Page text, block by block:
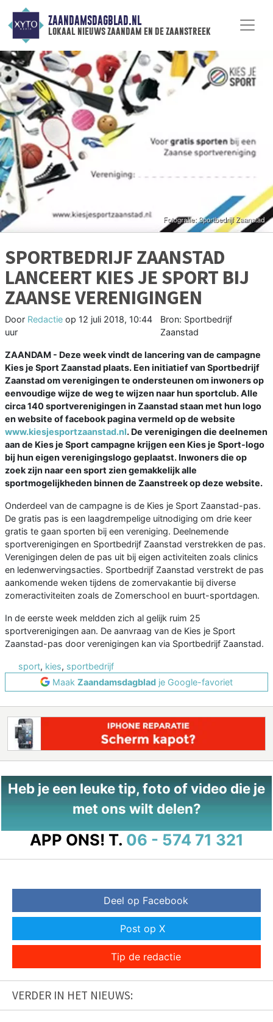
ZAANDAMSDAGBLAD.NL
lokaal nieuws zaandam en de zaanstreek
SPORTBEDRIJF ZAANSTAD
LANCEERT KIES JE SPORT BIJ
ZAANSE VERENIGINGEN
Door Redactie op 12 juli 2018, 10:44
uur
Bron: Sportbedrijf
Zaanstad
ZAANDAM - Deze week vindt de lancering van de campagne
Kies je Sport Zaanstad plaats. Een initiatief van Sportbedrijf
Zaanstad om verenigingen te ondersteunen om inwoners op
eenvoudige wijze de weg te wijzen naar hun sportclub. Alle
circa 140 sportverenigingen in Zaanstad staan met hun logo
en website of facebook pagina vermeld op de website
www.kiesjesportzaanstad.nl. De verenigingen die deelnemen
aan de Kies je Sport campagne krijgen een Kies je Sport-logo
bij hun eigen verenigingslogo geplaatst. Inwoners die op
zoek zijn naar een sport zien gemakkelijk alle
sportmogelijkheden binnen de Zaanstreek op deze website.
Onderdeel van de campagne is de Kies je Sport Zaanstad-pas.
De gratis pas is een laagdrempelige uitnodiging om drie keer
gratis te gaan sporten bij een vereniging. Deelnemende
sportverenigingen en Sportbedrijf Zaanstad verstrekken de pas.
Verenigingen delen de pas uit bij eigen activiteiten zoals clinics
en ledenwervingsacties. Sportbedrijf Zaanstad verstrekt de pas
aankomende weken tijdens de zomervakantie bij diverse
zomeractiviteiten zoals de Zomerschool en buurt-sportdagen.
In de eerste week meldden zich al gelijk ruim 25
sportverenigingen aan. De aanvraag van de Kies je Sport
Zaanstad-pas door verenigingen kan via Sportbedrijf Zaanstad.
sport, kies, sportbedrijf
Maak Zaandamsdagblad je Google-favoriet
Heb je een leuke tip, foto of video die je
met ons wilt delen?
APP ONS! T. 06 - 574 71 321
Deel op Facebook
Post op X
Tip de redactie
VERDER IN HET NIEUWS: